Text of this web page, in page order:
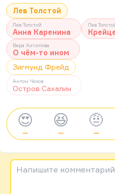
Лев Толстой
Лев Толстой
Анна Каренина
Лев
Вера Хитилова
О чём-то ином
Зигмунд Фрейд
Антон Чехов
Остров Сахалин
😍
—
😆
—
🤨
—
Напишите комментарий